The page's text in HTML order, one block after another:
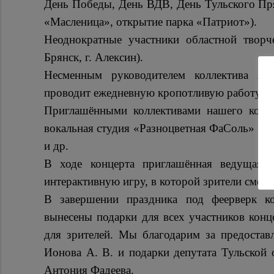
День Победы, День ВДВ, День Тульского
«Масленица», открытие парка «Патриот»).
Неоднократные участники областной
Брянск, г. Алексин).
Несменным руководителем коллектива
проводит ежедневную кропотливую работу с
Приглашёнными коллективами нашего
вокальная студия «Разноцветная ФаСоль»
и др.
В ходе концерта приглашённая ведущая
интерактивную игру, в которой зрители
В завершении праздника под феерверк
вынесены подарки для всех участников
для зрителей. Мы благодарим за
Ионова А. В. и подарки депутата
Антония Фадеева.